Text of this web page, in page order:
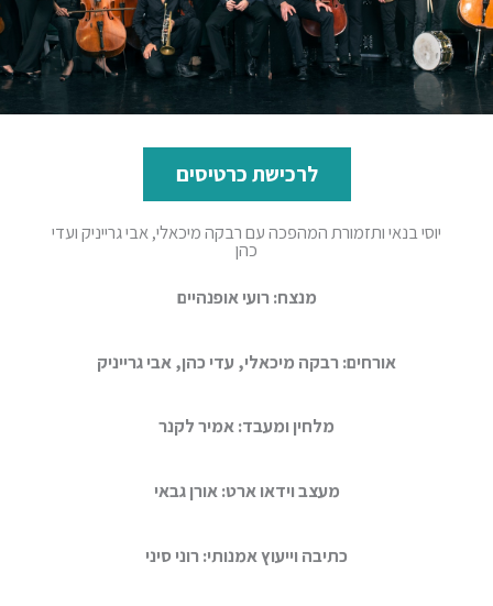
לרכישת כרטיסים
יוסי בנאי ותזמורת המהפכה עם רבקה מיכאלי, אבי גרייניק ועדי
כהן
מנצח: רועי אופנהיים
אורחים: רבקה מיכאלי, עדי כהן, אבי גרייניק
מלחין ומעבד: אמיר לקנר
מעצב וידאו ארט: אורן גבאי
כתיבה וייעוץ אמנותי: רוני סיני